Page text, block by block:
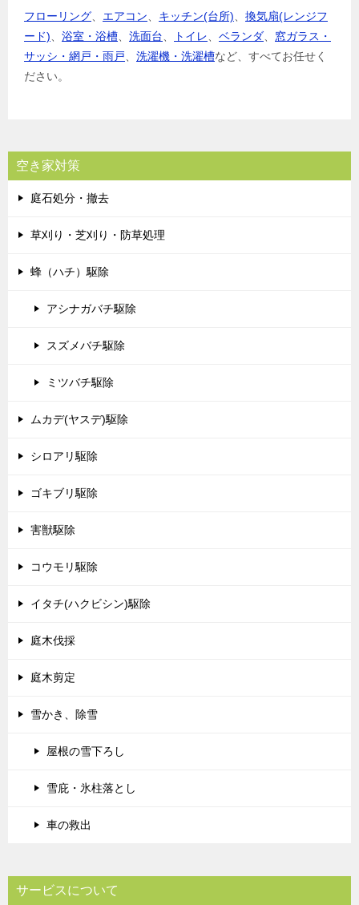
フローリング エアコン キッチン(台所)
換気扇(レンジフ
ード)
浴室・浴槽 洗面台 トイレ ベランダ
窓ガラス・
サッシ・網戸・雨戸
洗濯機・洗濯槽など、すべてお任せく
ださい。
空き家対策
庭石処分・撤去
草刈り・芝刈り・防草処理
蜂（ハチ）駆除
アシナガバチ駆除
スズメバチ駆除
ミツバチ駆除
ムカデ(ヤスデ)駆除
シロアリ駆除
ゴキブリ駆除
害獣駆除
コウモリ駆除
イタチ(ハクビシン)駆除
庭木伐採
庭木剪定
雪かき、除雪
屋根の雪下ろし
雪庇・氷柱落とし
車の救出
サービスについて